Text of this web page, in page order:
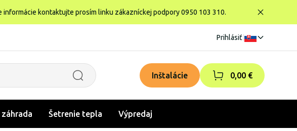
kontaktujte prosím linku zákazníckej podpory 0950 103 310.
Prihlásiť
Inštalácie 0,00 €
Šetrenie tepla Výpredaj